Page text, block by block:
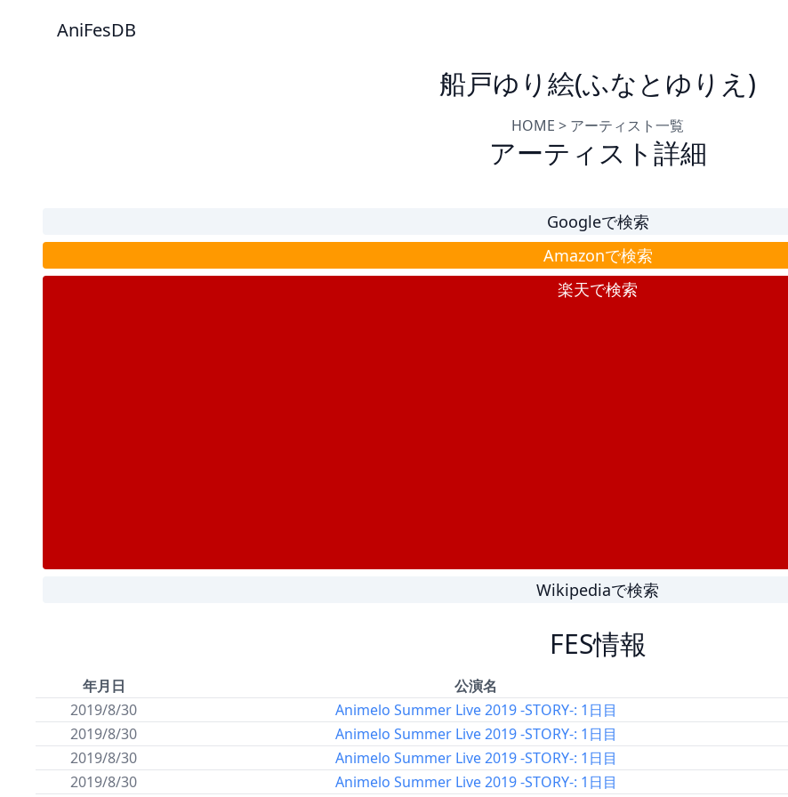
AniFesDB
船戸ゆり絵(ふなとゆりえ)
HOME > アーティスト一覧
アーティスト詳細
Googleで検索
Amazonで検索
楽天で検索
Wikipediaで検索
FES情報
年月日 公演名
2019/8/30
Animelo Summer Live 2019 -STORY-: 1日目
2019/8/30
Animelo Summer Live 2019 -STORY-: 1日目
2019/8/30
Animelo Summer Live 2019 -STORY-: 1日目
2019/8/30
Animelo Summer Live 2019 -STORY-: 1日目